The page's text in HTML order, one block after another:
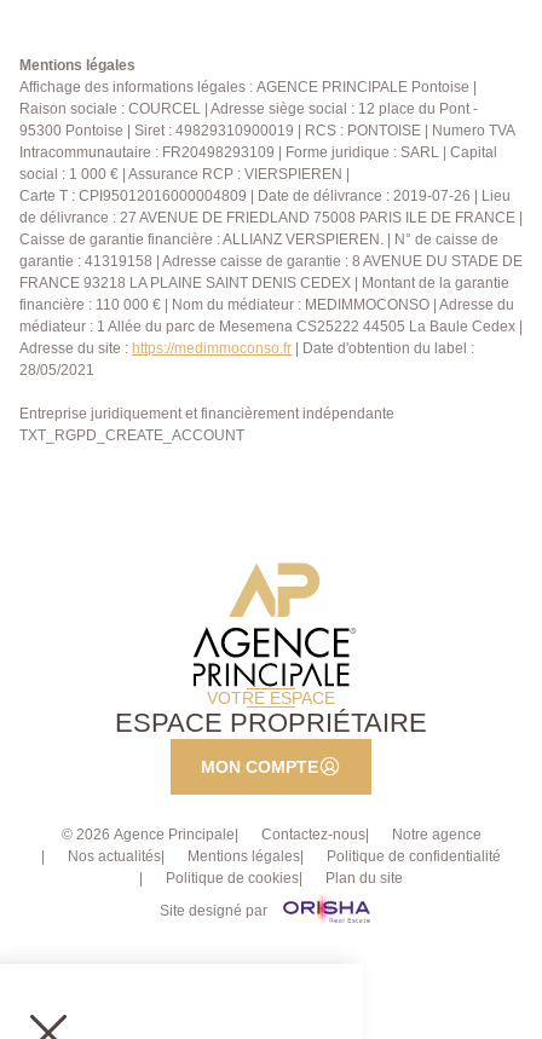
Mentions légales
Affichage des informations légales : AGENCE PRINCIPALE Pontoise |
Raison sociale : COURCEL | Adresse siège social : 12 place du Pont -
95300 Pontoise | Siret : 49829310900019 | RCS : PONTOISE | Numero TVA
Intracommunautaire : FR20498293109 | Forme juridique : SARL | Capital
social : 1 000 € | Assurance RCP : VIERSPIEREN |
Carte T : CPI95012016000004809 | Date de délivrance : 2019-07-26 | Lieu
de délivrance : 27 AVENUE DE FRIEDLAND 75008 PARIS ILE DE FRANCE |
Caisse de garantie financière : ALLIANZ VERSPIEREN. | N° de caisse de
garantie : 41319158 | Adresse caisse de garantie : 8 AVENUE DU STADE DE
FRANCE 93218 LA PLAINE SAINT DENIS CEDEX | Montant de la garantie
financière : 110 000 € | Nom du médiateur : MEDIMMOCONSO | Adresse du
médiateur : 1 Allée du parc de Mesemena CS25222 44505 La Baule Cedex |
Adresse du site : https://medimmoconso.fr | Date d'obtention du label :
28/05/2021
Entreprise juridiquement et financièrement indépendante
TXT_RGPD_CREATE_ACCOUNT
VOTRE ESPACE
ESPACE PROPRIÉTAIRE
MON COMPTE
© 2026 Agence Principale Contactez-nous
Notre agence
Nos actualités
Mentions légales
Politique de confidentialité
Politique de cookies
Plan du site
Site designé par